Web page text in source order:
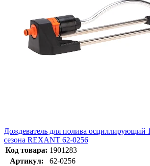
Дождеватель для полива осциллирующий
сезона REXANT 62-0256
Код товара: 1901283
Артикул:
62-0256